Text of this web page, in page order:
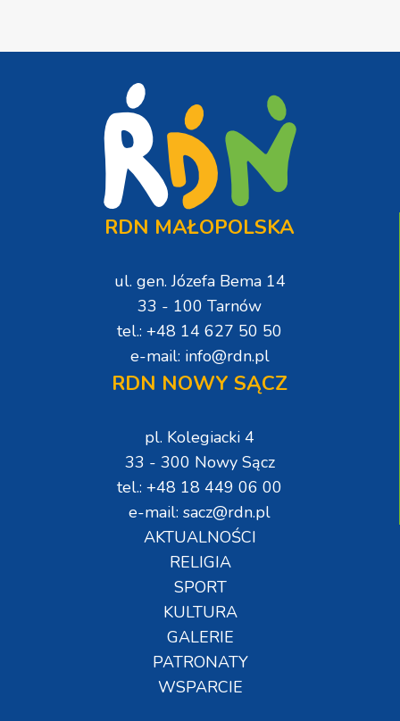
RDN MAŁOPOLSKA
ul. gen. Józefa Bema 14
33 - 100 Tarnów
tel.: +48 14 627 50 50
e-mail: info@rdn.pl
RDN NOWY SĄCZ
pl. Kolegiacki 4
33 - 300 Nowy Sącz
tel.: +48 18 449 06 00
e-mail: sacz@rdn.pl
AKTUALNOŚCI
RELIGIA
SPORT
KULTURA
GALERIE
PATRONATY
WSPARCIE